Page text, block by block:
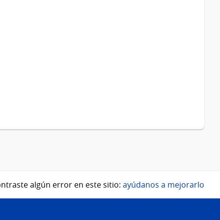
algún error en este sitio: ayúdanos a mejorarlo